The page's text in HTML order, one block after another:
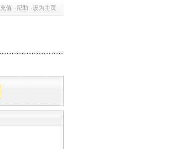
充值 ·帮助 ·设为主页